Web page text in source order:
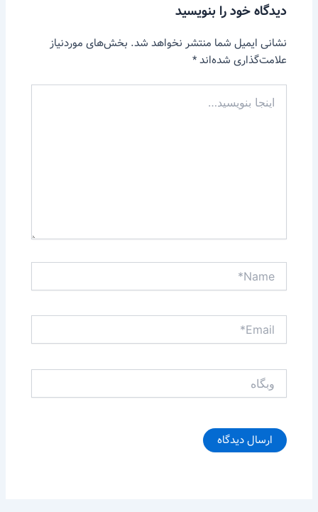
دیدگاه‌ خود را بنویسید
نشانی ایمیل شما منتشر نخواهد شد. بخش‌های موردنیاز
علامت‌گذاری شده‌اند*
بنویسید…
Email*